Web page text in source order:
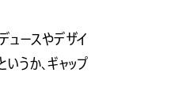
ュースやデザイ
うか、ギャップ